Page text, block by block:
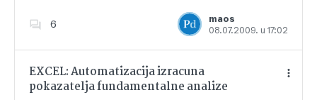
6
maos
08.07.2009. u 17:02
Dodajte u favorite
EXCEL: Automatizacija izracuna
pokazatelja fundamentalne analize